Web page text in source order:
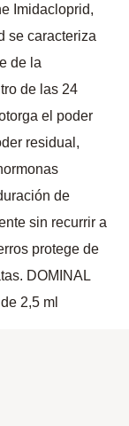
Imidacloprid,
se caracteriza
de la
de las 24
el poder
residual,
de
sin recurrir a
protege de
DOMINAL
2,5 ml